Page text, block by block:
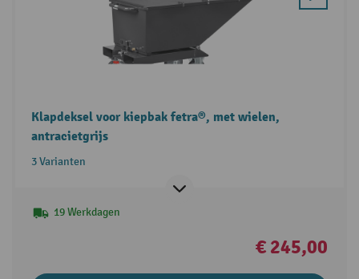
Klapdeksel voor kiepbak fetra®, met wielen,
antracietgrijs
3 Varianten
19 Werkdagen
€ 245,00